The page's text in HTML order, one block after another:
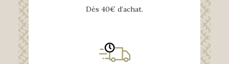
Dés 40€ d’achat.